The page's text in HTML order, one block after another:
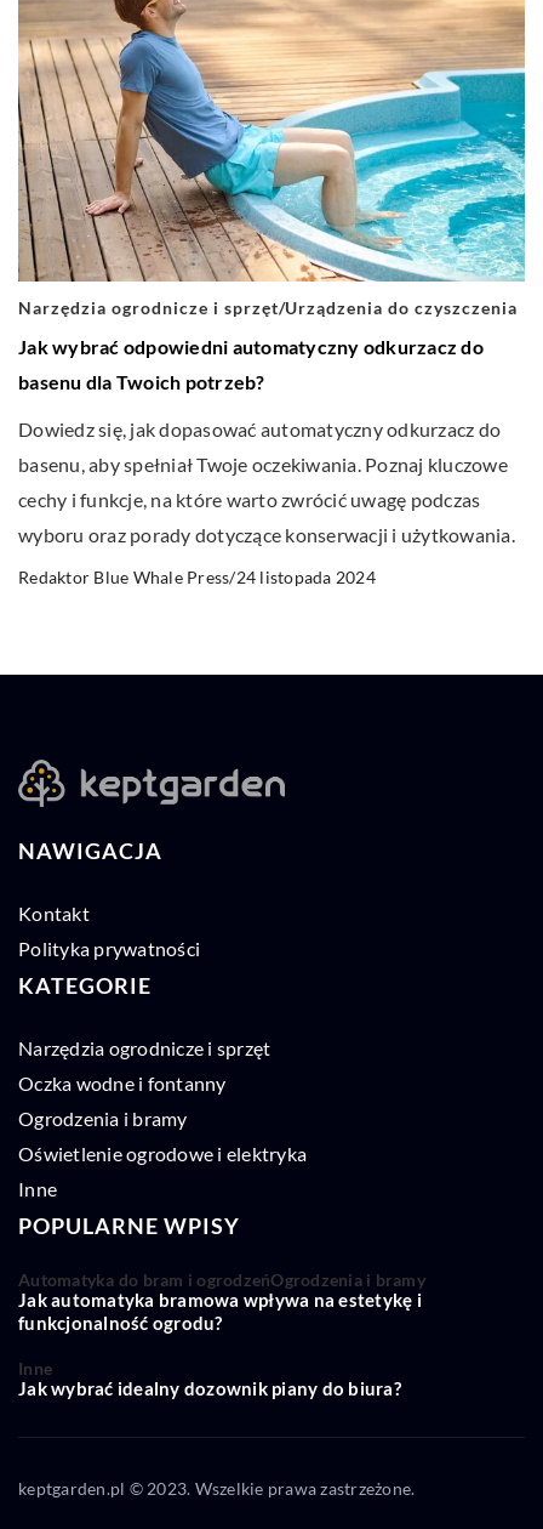
Narzędzia ogrodnicze i sprzęt/Urządzenia do czyszczenia
Jak wybrać odpowiedni automatyczny odkurzacz do
basenu dla Twoich potrzeb?
Dowiedz się, jak dopasować automatyczny odkurzacz do
basenu, aby spełniał Twoje oczekiwania. Poznaj kluczowe
cechy i funkcje, na które warto zwrócić uwagę podczas
wyboru oraz porady dotyczące konserwacji i użytkowania.
Redaktor Blue Whale Press/24 listopada 2024
NAWIGACJA
Kontakt
Polityka prywatności
KATEGORIE
Narzędzia ogrodnicze i sprzęt
Oczka wodne i fontanny
Ogrodzenia i bramy
Oświetlenie ogrodowe i elektryka
Inne
POPULARNE WPISY
Automatyka do bram i ogrodzeńOgrodzenia i bramy
Jak automatyka bramowa wpływa na estetykę i
funkcjonalność ogrodu?
Inne
Jak wybrać idealny dozownik piany do biura?
keptgarden.pl © 2023. Wszelkie prawa zastrzeżone.